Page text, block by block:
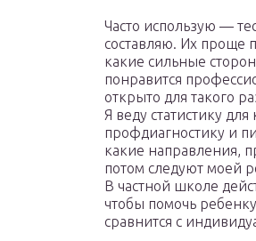
Часто использую —
составляю. Их проще
какие сильные
понравится
открыто для такого
Я веду статистику
профдиагностику и
какие направления,
потом следуют моей
В частной школе
чтобы помочь
сравнится с